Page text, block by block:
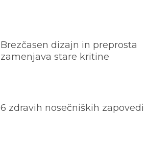
Brezčasen dizajn in preprosta
zamenjava stare kritine
6 zdravih nosečniških zapovedi